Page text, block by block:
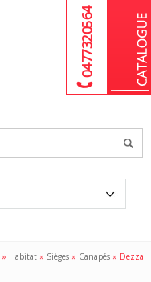
04 77 32 05 64
» Habitat » Sièges » Canapés » Dezza